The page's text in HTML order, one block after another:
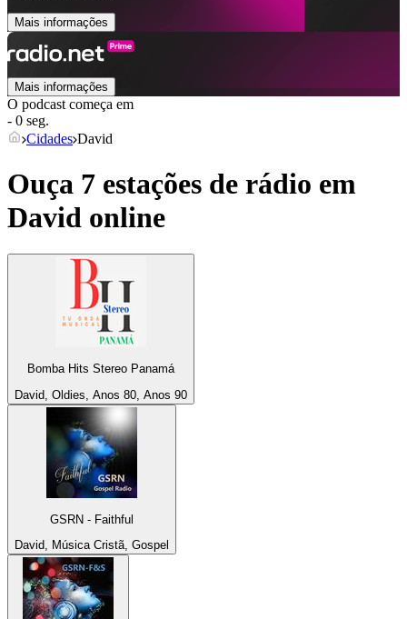
Mais informações
Mais informações
O podcast começa em
- 0 seg.
Cidades David
Ouça 7 estações de rádio em
David online
Bomba Hits Stereo Panamá
David, Oldies, Anos 80, Anos 90
GSRN - Faithful
David, Música Cristã, Gospel